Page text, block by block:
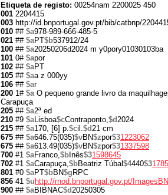
Etiqueta de registo: 00254nam 2200025 450
001 2204415
003 http://id.bnportugal.gov.pt/bib/catbnp/
010 ## $a978-989-666-485-5
021 ## $aPT$b537912/24
100 ## $a20250206d2024 m y0pory01030103ba
101 0# $apor
102 ## $aPT
105 ## $aa z 000yy
106 ## $ar
200 1# $aO pequeno grande livro da
Carapuça
205 ## $a2ª ed
210 #9 $aLisboa$cContraponto,$d2024
215 ## $a170, [6] p.$cil.$d21 cm
675 ## $a646.75(035)$vBN$zpor$31223062
675 ## $a613.49(035)$vBN$zpor$31337598
700 #1 $aFranco,$b Inês$31598645
702 #1 $aCarapuça,$bBeatriz Túbal$4440$3
801 #0 $aPT$bBN$g RPC
856 41 $u http://rnod.bnportugal.gov.pt/
900 ## $aBIBNAC$d20250305